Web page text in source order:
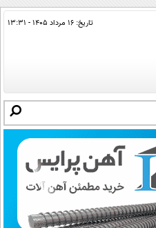
تاریخ: ۱۶ مرداد ۱۴۰۵ - ۱۳:۳۱